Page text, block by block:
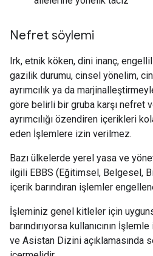
Nefret söylemi
Irk, etnik köken, dini inanç,
gazilik durumu, cinsel yönelim,
ayrımcılık ya da
göre belirli bir gruba karşı nefret
ayrımcılığı özendiren içerikleri
eden İşlemlere izin verilmez.
Bazı ülkelerde yerel yasa ve
ilgili EBBS (Eğitimsel, Belgesel,
içerik barındıran işlemler
İşleminiz genel kitleler için
barındırıyorsa kullanıcının
ve Asistan Dizini açıklamasında